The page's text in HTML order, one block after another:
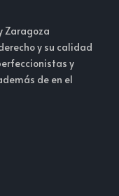
Zaragoza
y su calidad
y
de en el